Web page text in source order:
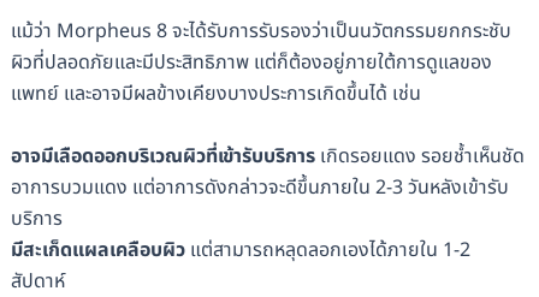
แม้ว่า Morpheus 8 จะได้รับการรับรองว่าเป็นนวัตกรรมยกกระชับ
ผิวที่ปลอดภัยและมีประสิทธิภาพ แต่ก็ต้องอยู่ภายใต้การดูแลของ
แพทย์ และอาจมีผลข้างเคียงบางประการเกิดขึ้นได้ เช่น
อาจมีเลือดออกบริเวณผิวที่เข้ารับบริการ เกิดรอยแดง รอยช้ำเห็นชัด
อาการบวมแดง แต่อาการดังกล่าวจะดีขึ้นภายใน 2-3 วันหลังเข้ารับ
บริการ
มีสะเก็ดแผลเคลือบผิว แต่สามารถหลุดลอกเองได้ภายใน 1-2
สัปดาห์